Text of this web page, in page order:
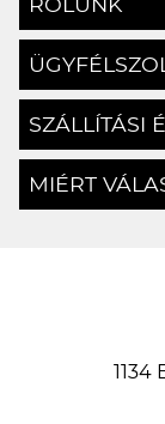
RÓLUNK
SZÁLLÍTÁSI
MIÉRT